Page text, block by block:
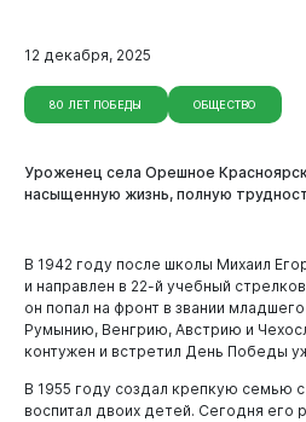
12 декабря, 2025
80 ЛЕТ ПОБЕДЫ ОБЩЕСТВО
Уроженец села Орешное
насыщенную жизнь, полную
В 1942 году после школы Михаил
и направлен в 22-й учебный
он попал на фронт в звании
Румынию, Венгрию, Австрию и
контужен и встретил День Победы
В 1955 году создал крепкую семью
воспитал двоих детей. Сегодня его